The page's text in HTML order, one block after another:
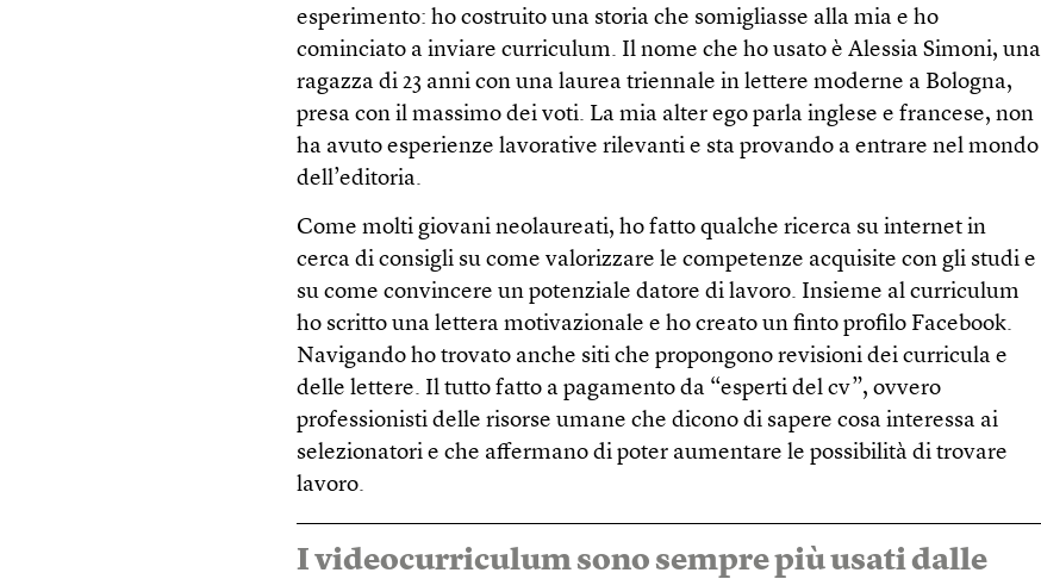
esperimento: ho costruito una storia che somigliasse alla mia e ho
cominciato a inviare curriculum. Il nome che ho usato è Alessia Simoni, una
ragazza di 23 anni con una laurea triennale in lettere moderne a Bologna,
presa con il massimo dei voti. La mia alter ego parla inglese e francese, non
ha avuto esperienze lavorative rilevanti e sta provando a entrare nel mondo
dell’editoria.
Come molti giovani neolaureati, ho fatto qualche ricerca su internet in
cerca di consigli su come valorizzare le competenze acquisite con gli studi e
su come convincere un potenziale datore di lavoro. Insieme al curriculum
ho scritto una lettera motivazionale e ho creato un finto profilo Facebook.
Navigando ho trovato anche siti che propongono revisioni dei curricula e
delle lettere. Il tutto fatto a pagamento da “esperti del cv”, ovvero
professionisti delle risorse umane che dicono di sapere cosa interessa ai
selezionatori e che affermano di poter aumentare le possibilità di trovare
lavoro.
I videocurriculum sono sempre più usati dalle